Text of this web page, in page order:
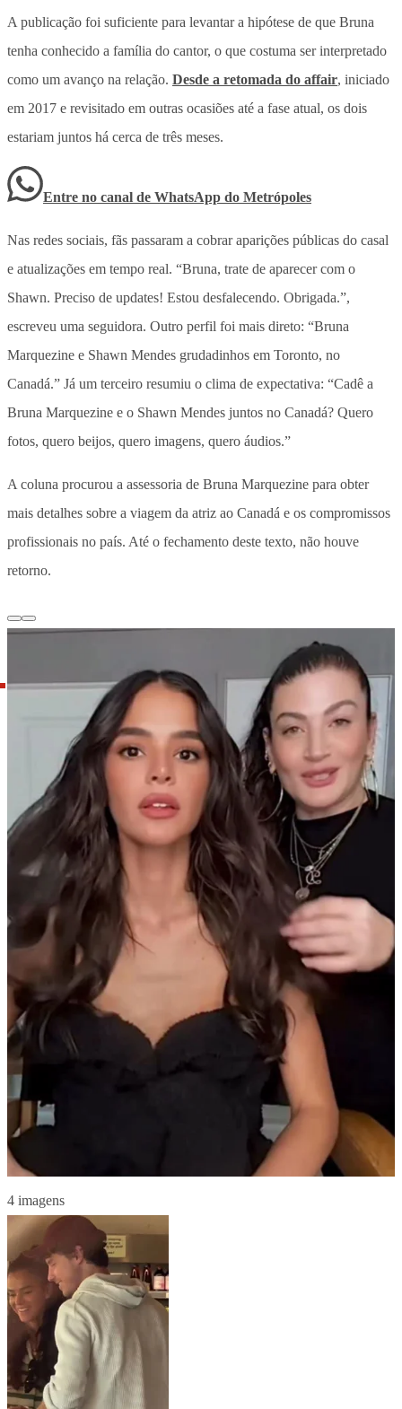
A publicação foi suficiente para levantar a hipótese de que Bruna
tenha conhecido a família do cantor, o que costuma ser interpretado
como um avanço na relação. Desde a retomada do affair, iniciado
em 2017 e revisitado em outras ocasiões até a fase atual, os dois
estariam juntos há cerca de três meses.
Entre no canal de WhatsApp do Metrópoles
Nas redes sociais, fãs passaram a cobrar aparições públicas do casal
e atualizações em tempo real. “Bruna, trate de aparecer com o
Shawn. Preciso de updates! Estou desfalecendo. Obrigada.”,
escreveu uma seguidora. Outro perfil foi mais direto: “Bruna
Marquezine e Shawn Mendes grudadinhos em Toronto, no
Canadá.” Já um terceiro resumiu o clima de expectativa: “Cadê a
Bruna Marquezine e o Shawn Mendes juntos no Canadá? Quero
fotos, quero beijos, quero imagens, quero áudios.”
A coluna procurou a assessoria de Bruna Marquezine para obter
mais detalhes sobre a viagem da atriz ao Canadá e os compromissos
profissionais no país. Até o fechamento deste texto, não houve
retorno.
4 imagens